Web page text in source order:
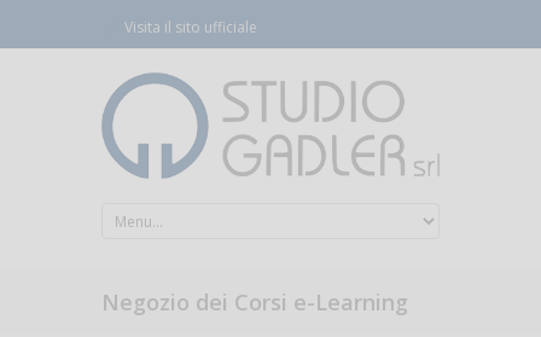
Visita il sito ufficiale
Negozio dei Corsi e-Learning